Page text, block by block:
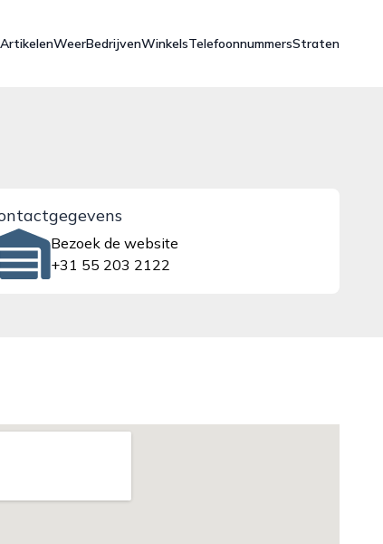
ArtikelenWeerBedrijvenWinkelsTelefoonnummersStraten
Bezoek de website
+31 55 203 2122